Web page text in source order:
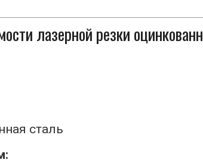
лазерной резки
сталь